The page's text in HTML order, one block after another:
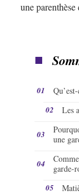
une
Les
une
garde-